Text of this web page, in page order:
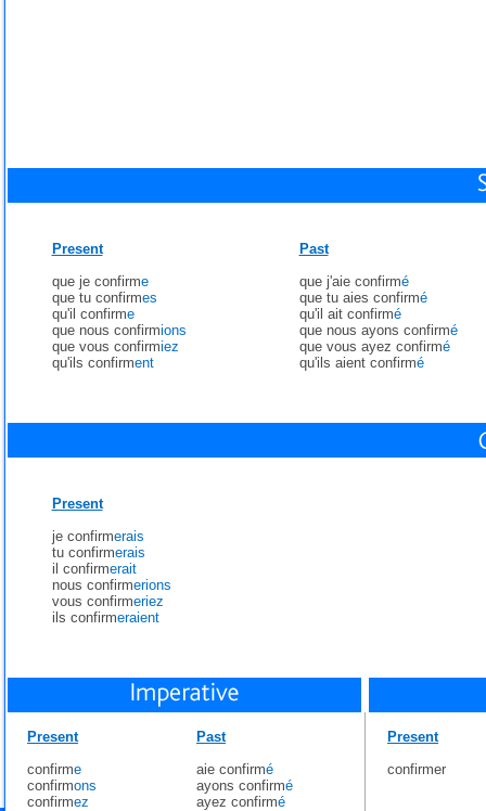
Present
que je confirme
que tu confirmes
qu'il confirme
que nous confirmions
que vous confirmiez
qu'ils confirment
Past
que j'aie confirmé
que tu aies confirmé
qu'il ait confirmé
que nous ayons confirmé
que vous ayez confirmé
qu'ils aient confirmé
Present
je confirmerais
tu confirmerais
il confirmerait
nous confirmerions
vous confirmeriez
ils confirmeraient
Present
confirme
confirmons
confirmez
Past
aie confirmé
ayons confirmé
ayez confirmé
Present
confirmer